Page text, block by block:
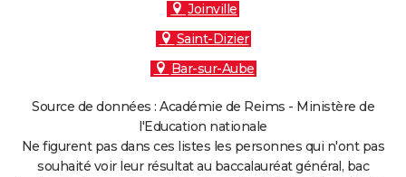
Joinville
Saint-Dizier
Bar-sur-Aube
Source de données : Académie de Reims - Ministère de
l'Education nationale
Ne figurent pas dans ces listes les personnes qui n'ont pas
souhaité voir leur résultat au baccalauréat général, bac